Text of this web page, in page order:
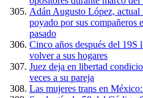
Adán Augusto López, actual
poyado por sus compañeros
pasado
Cinco años después del 19S
volver a sus hogares
Juez deja en libertad
veces a su pareja
Las mujeres trans en